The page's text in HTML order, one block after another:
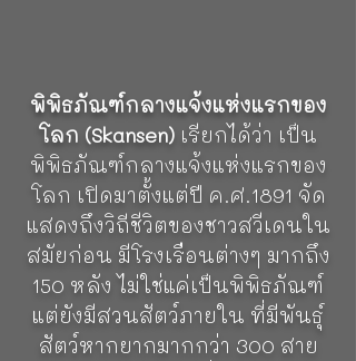
พิพิธภัณฑ์กลางแจ้งแห่งแรกของ
โลก (Skansen) เรียกได้ว่า เป็น
พิพิธภัณฑ์กลางแจ้งแห่งแรกของ
โลก เปิดมาตั้งแต่ปี ค.ศ.1891 จัด
แสดงถึงวิถีชีวิตของชาวสวีเดนใน
สมัยก่อน มีโรงเรือนต่างๆ มากถึง
150 หลัง ไม่ใช่แค่เป็นพิพิธภัณฑ์
แต่ยังมีสวนสัตว์ภายใน ที่มีพันธุ์
สัตว์หากยากมากกว่า 300 สาย